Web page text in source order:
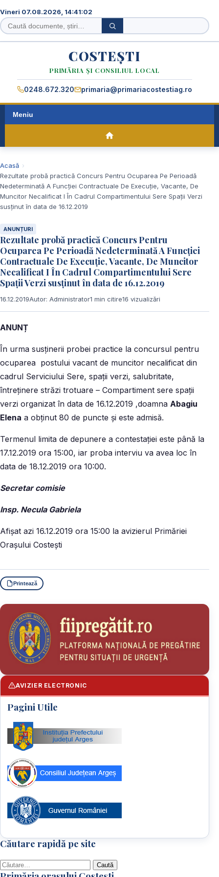
Vineri 07.08.2026, 14:41:02
Caută
în
Caută
COSTEȘTI
PRIMĂRIA ȘI CONSILIUL LOCAL
0248.672.320 primaria@primariacostestiag.ro
Meniu
Acasă
Rezultate probă practică Concurs Pentru Ocuparea Pe Perioadă
Nedeterminată A Funcției Contractuale De Execuție, Vacante, De
Muncitor Necalificat I În Cadrul Compartimentului Sere Spații Verzi
susținut în data de 16.12.2019
ANUNȚURI
Rezultate probă practică Concurs Pentru
Ocuparea Pe Perioadă Nedeterminată A Funcției
Contractuale De Execuție, Vacante, De Muncitor
Necalificat I În Cadrul Compartimentului Sere
Spații Verzi susținut în data de 16.12.2019
16.12.2019Autor: Administrator1 min citire16 vizualizări
ANUNȚ
În urma susținerii probei practice la concursul pentru
ocuparea postului vacant de muncitor necalificat din
cadrul Serviciului Sere, spații verzi, salubritate,
întreținere străzi trotuare – Compartiment sere spații
verzi organizat în data de 16.12.2019 ,doamna Abagiu
Elena a obținut 80 de puncte și este admisă.
Termenul limita de depunere a contestației este până la
17.12.2019 ora 15:00, iar proba interviu va avea loc în
data de 18.12.2019 ora 10:00.
Secretar comisie
Insp. Necula Gabriela
Afișat azi 16.12.2019 ora 15:00 la avizierul Primăriei
Orașului Costești
Printează
AVIZIER ELECTRONIC
Pagini Utile
Căutare rapidă pe site
Caută